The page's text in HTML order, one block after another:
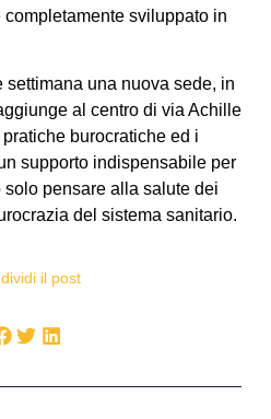
sviluppato in
una nuova sede, in
al centro di via Achille
burocratiche ed i
supporto indispensabile per
solo pensare alla salute dei
del sistema sanitario.
il post